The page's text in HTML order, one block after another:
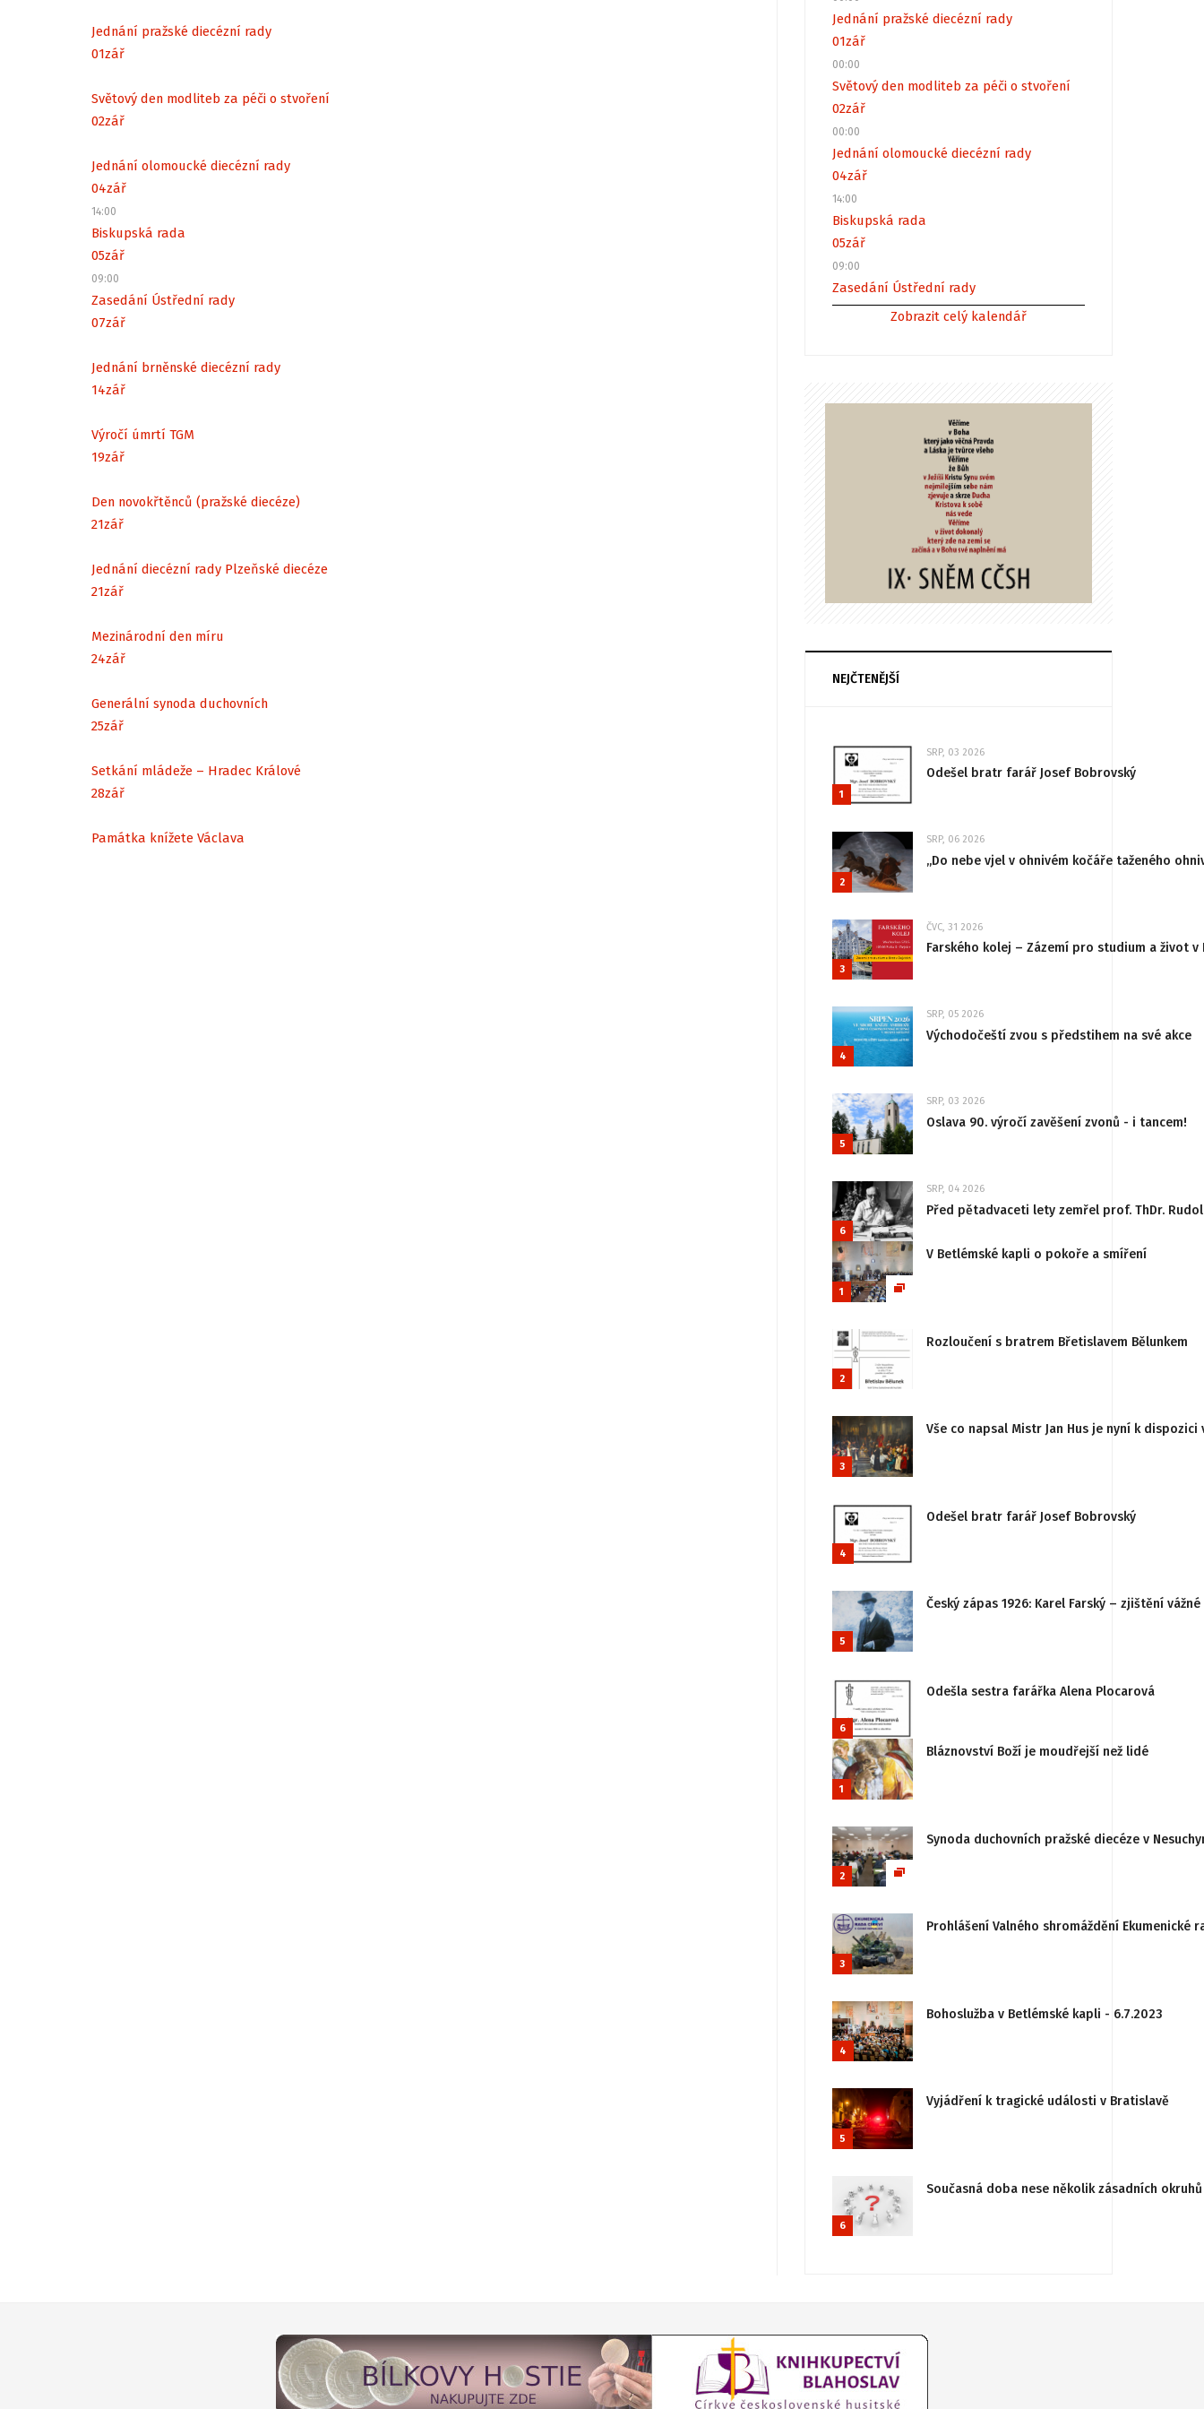
Jednání pražské diecézní rady
01zář
Světový den modliteb za péči o stvoření
02zář
Jednání olomoucké diecézní rady
04zář
14:00
Biskupská rada
05zář
09:00
Zasedání Ústřední rady
07zář
Jednání brněnské diecézní rady
14zář
Výročí úmrtí TGM
19zář
Den novokřtěnců (pražské diecéze)
21zář
Jednání diecézní rady Plzeňské diecéze
21zář
Mezinárodní den míru
24zář
Generální synoda duchovních
25zář
Setkání mládeže – Hradec Králové
28zář
Památka knížete Václava
Jednání pražské diecézní rady
01zář
00:00
Světový den modliteb za péči o stvoření
02zář
00:00
Jednání olomoucké diecézní rady
04zář
14:00
Biskupská rada
05zář
09:00
Zasedání Ústřední rady
Zobrazit celý kalendář
NEJČTENĚJŠÍ
1
SRP, 03 2026
Odešel bratr farář Josef Bobrovský
2
SRP, 06 2026
„Do nebe vjel v ohnivém kočáře taženého
3
ČVC, 31 2026
Farského kolej – Zázemí pro studium a život v
4
SRP, 05 2026
Východočeští zvou s předstihem na své akce
5
SRP, 03 2026
Oslava 90. výročí zavěšení zvonů - i tancem!
6
SRP, 04 2026
Před pětadvaceti lety zemřel prof. ThDr.
1
V Betlémské kapli o pokoře a smíření
2
Rozloučení s bratrem Břetislavem Bělunkem
3
Vše co napsal Mistr Jan Hus je nyní k
4
Odešel bratr farář Josef Bobrovský
5
Český zápas 1926: Karel Farský – zjištění
6
Odešla sestra farářka Alena Plocarová
1
Bláznovství Boží je moudřejší než lidé
2
Synoda duchovních pražské diecéze v
3
Prohlášení Valného shromáždění
4
Bohoslužba v Betlémské kapli - 6.7.2023
5
Vyjádření k tragické události v Bratislavě
6
Současná doba nese několik zásadních